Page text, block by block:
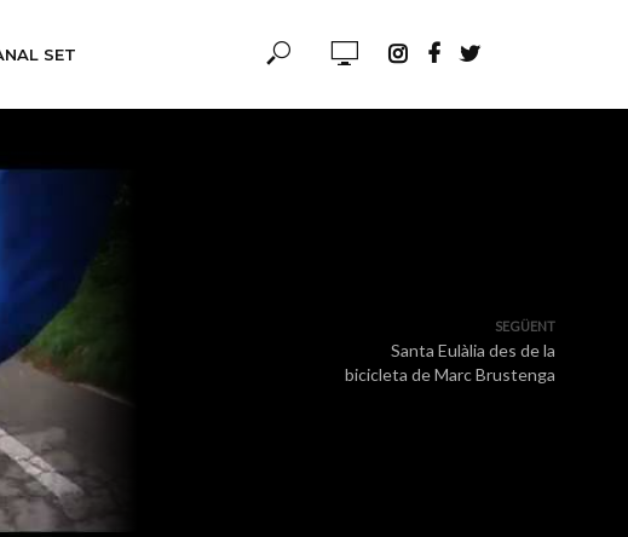
SET
SEGÜENT
Santa Eulàlia des de la
bicicleta de Marc Brustenga